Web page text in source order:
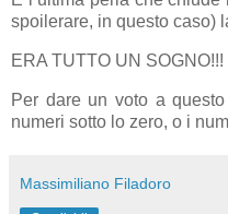
spoilerare, in questo caso)
ERA TUTTO UN SOGNO!!!
Per dare un voto a
numeri sotto lo zero, o i
Massimiliano Filadoro